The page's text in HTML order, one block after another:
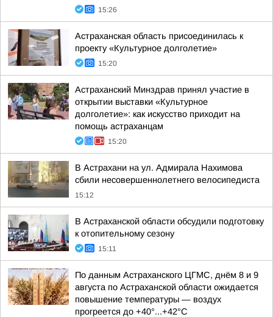
15:26
Астраханская область присоединилась к
проекту «Культурное долголетие»
15:20
Астраханский Минздрав принял участие в
открытии выставки «Культурное
долголетие»: как искусство приходит на
помощь астраханцам
15:20
В Астрахани на ул. Адмирала Нахимова
сбили несовершеннолетнего велосипедиста
15:12
В Астраханской области обсудили подготовку
к отопительному сезону
15:11
По данным Астраханского ЦГМС, днём 8 и 9
августа по Астраханской области ожидается
повышение температуры — воздух
прогреется до +40°...+42°С